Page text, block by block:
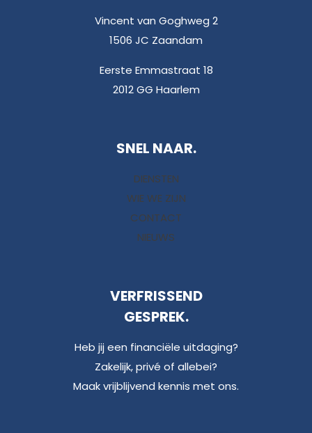
Vincent van Goghweg 2
1506 JC Zaandam
Eerste Emmastraat 18
2012 GG Haarlem
SNEL NAAR.
DIENSTEN
WIE WE ZIJN
CONTACT
NIEUWS
VERFRISSEND
GESPREK.
Heb jij een financiële uitdaging?
Zakelijk, privé of allebei?
Maak vrijblijvend kennis met ons.